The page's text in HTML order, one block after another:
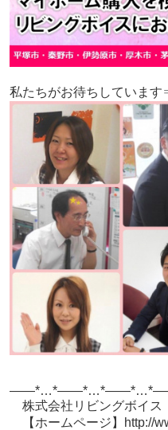
私たちがお待ちしていま
株式会社リビングボイス
【ホームページ】http://